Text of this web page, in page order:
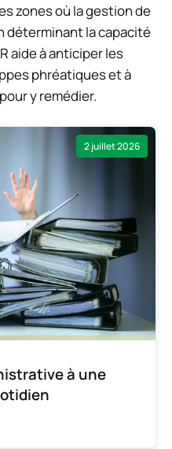
zones où la gestion de
déterminant la capacité
aide à anticiper les
phréatiques et à
y remédier.
2 juillet 2026
à une